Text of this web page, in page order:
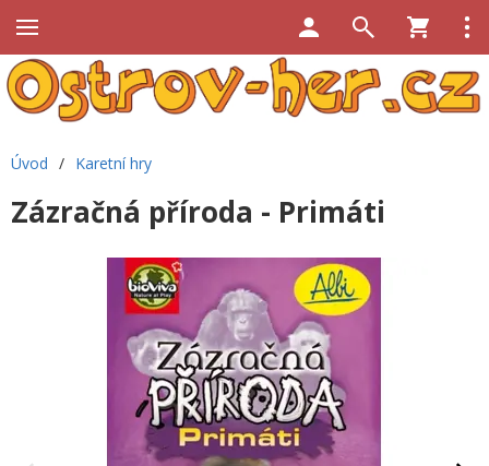
Úvod / Karetní hry
Zázračná příroda - Primáti